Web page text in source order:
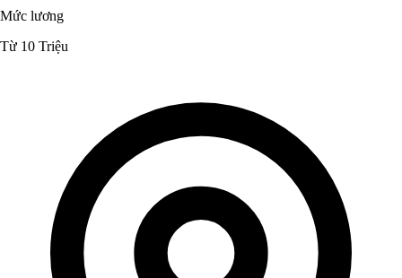
Mức lương
Từ 10 Triệu